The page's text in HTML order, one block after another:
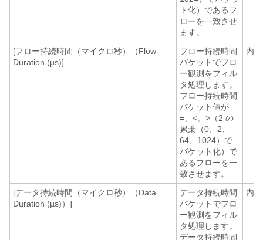
ト化）であるフ
ローを一致させ
ます。
[フロー持続時間（マイクロ秒）（Flow
Duration (µs)]
フロー持続時間
バケットでフロ
ー観測をフィル
タ処理します。
フロー持続時間
バケット値が
=、<、>（2 の
累乗（0、2、
64、1024）で
バケット化）で
あるフローを一
致させます。
内線
[データ持続時間（マイクロ秒）（Data
Duration (µs)）]
データ持続時間
バケットでフロ
ー観測をフィル
タ処理します。
データ持続時間
内線